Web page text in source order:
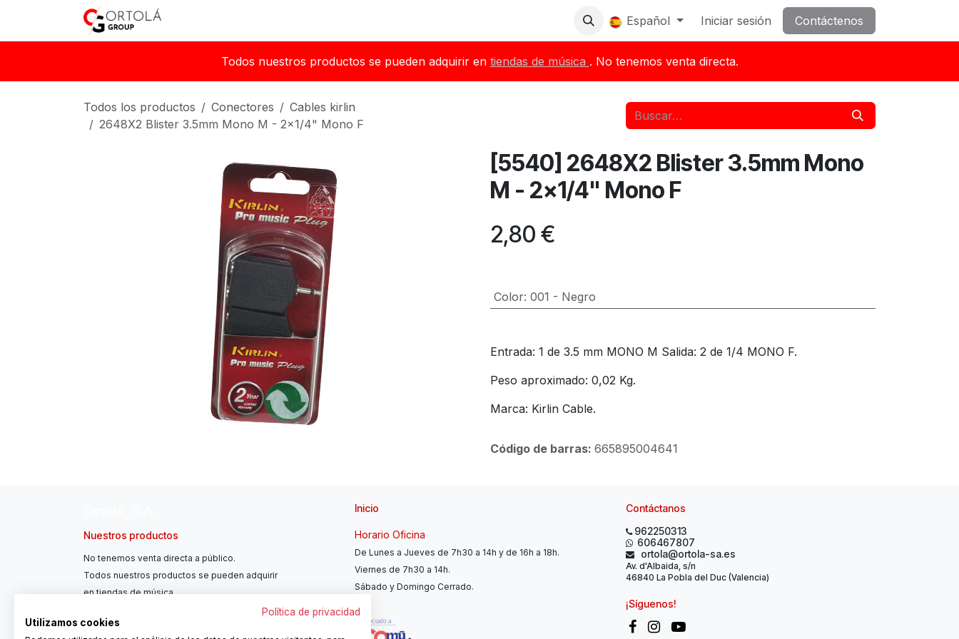
Español Iniciar sesión Contáctenos
Todos nuestros productos se pueden adquirir en tiendas de música . No tenemos venta directa.
Todos los productos Conectores
Cables kirlin
2648X2 Blister 3.5mm Mono M - 2x1/4" Mono F
[5540] 2648X2 Blister 3.5mm Mono
M - 2x1/4" Mono F
2,80 €
Color: 001 - Negro
Entrada: 1 de 3.5 mm MONO M Salida: 2 de 1/4 MONO F.
Peso aproximado: 0,02 Kg.
Marca: Kirlin Cable.
Código de barras: 665895004641
Nuestros productos
No tenemos venta directa a público.
Todos nuestros productos se pueden adquirir
en tiendas de música.
Inicio
Horario Oficina
De Lunes a Jueves de 7h30 a 14h y de 16h a 18h.
Viernes de 7h30 a 14h.
Sábado y Domingo Cerrado.
Contáctanos
962250313
606467807
ortola@ortola-sa.es
Av. d'Albaida, s/n
46840 La Pobla del Duc (Valencia)
¡Síguenos!
Política de privacidad
Utilizamos cookies